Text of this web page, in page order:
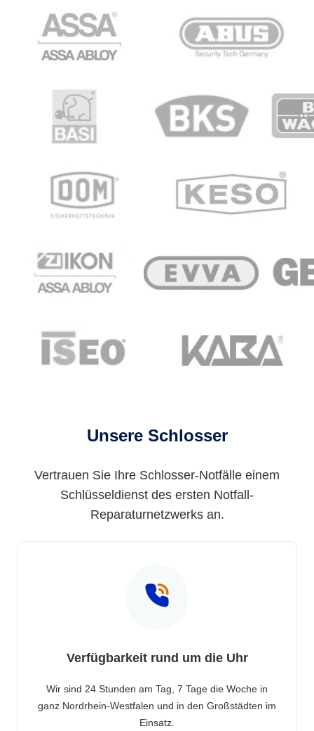
Unsere Schlosser
Vertrauen Sie Ihre Schlosser-Notfälle einem
Schlüsseldienst des ersten Notfall-
Reparaturnetzwerks an.
Verfügbarkeit rund um die Uhr
Wir sind 24 Stunden am Tag, 7 Tage die Woche in
ganz Nordrhein-Westfalen und in den Großstädten im
Einsatz.